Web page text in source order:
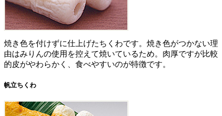
焼き色を付けずに仕上げたちくわです。焼き色がつかない理
由はみりんの使用を控えて焼いているため。肉厚ですが比較
的皮がやわらかく、食べやすいのが特徴です。
帆立ちくわ